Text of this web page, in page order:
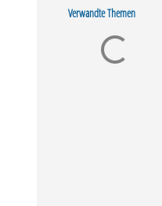
Verwandte Themen